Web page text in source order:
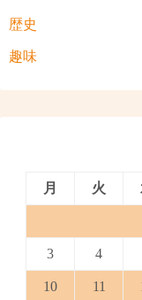
歴史
趣味
月
火
3 4
10 11